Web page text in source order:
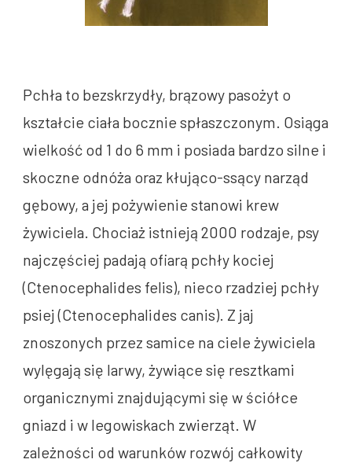
Pchła to bezskrzydły, brązowy pasożyt o
kształcie ciała bocznie spłaszczonym. Osiąga
wielkość od 1 do 6 mm i posiada bardzo silne i
skoczne odnóża oraz kłująco-ssący narząd
gębowy, a jej pożywienie stanowi krew
żywiciela. Chociaż istnieją 2000 rodzaje, psy
najczęściej padają ofiarą pchły kociej
(Ctenocephalides felis), nieco rzadziej pchły
psiej (Ctenocephalides canis). Z jaj
znoszonych przez samice na ciele żywiciela
wylęgają się larwy, żywiące się resztkami
organicznymi znajdującymi się w ściółce
gniazd i w legowiskach zwierząt. W
zależności od warunków rozwój całkowity